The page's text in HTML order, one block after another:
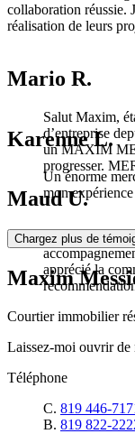
collaboration réussie.
réalisation de leurs
Mario R.
Salut Maxim,
d’entreprise
un MAXIM
progresser.
Karenne L.
Un énorme
mon
Maud U.
Allô Max,
apprécié la
Chargez plus de
Maxim
Courtier immobilier
Laissez-moi ouvrir de
Téléphone
C. 819 446-
B. 819 822-